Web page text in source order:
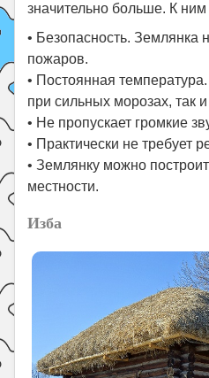
значительно больше. К
• Безопасность. Землянка
пожаров.
• Постоянная
при сильных морозах, так
• Не пропускает громкие
• Практически не требует
• Землянку можно
местности.
Изба